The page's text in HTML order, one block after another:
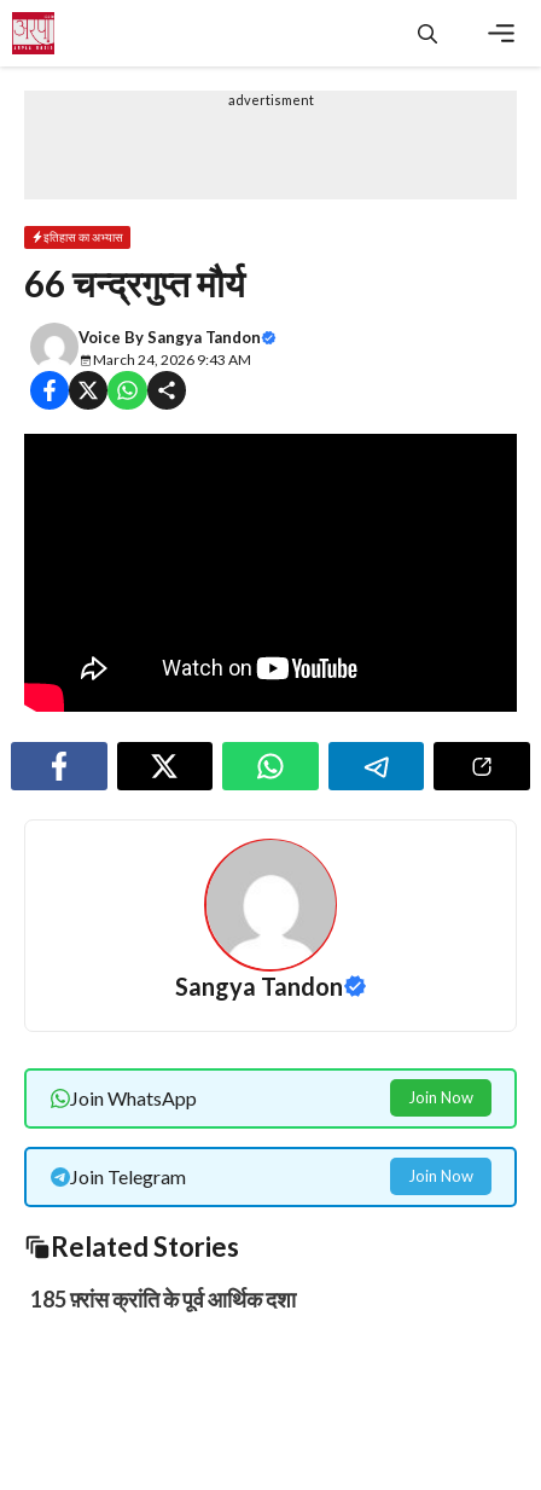
Skip
to
content
advertisment
इतिहास का अभ्यास
66 चन्द्रगुप्त मौर्य
Voice BySangya Tandon
March 24, 2026 9:43 AM
Sangya Tandon
Join WhatsApp Join Now
Join Telegram Join Now
Related Stories
185 फ़्रांस क्रांति के पूर्व आर्थिक दशा